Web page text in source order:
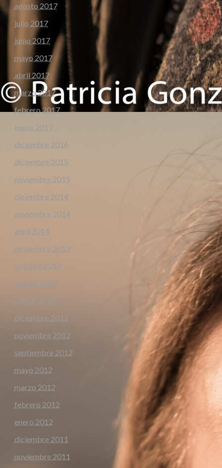
agosto 2017
julio 2017
junio 2017
mayo 2017
abril 2017
marzo 2017
febrero 2017
enero 2017
diciembre 2016
diciembre 2015
noviembre 2015
diciembre 2014
noviembre 2014
abril 2014
noviembre 2013
octubre 2013
agosto 2013
marzo 2013
diciembre 2012
noviembre 2012
septiembre 2012
mayo 2012
marzo 2012
febrero 2012
enero 2012
diciembre 2011
noviembre 2011